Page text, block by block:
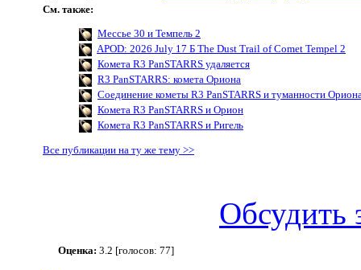
См. также:
Мессье 30 и Темпель 2
APOD: 2026 July 17 Б The Dust Trail of Comet Tempel 2
Комета R3 PanSTARRS удаляется
R3 PanSTARRS: комета Ориона
Соединение кометы R3 PanSTARRS и туманности
Комета R3 PanSTARRS и Орион
Комета R3 PanSTARRS и Ригель
Все публикации на ту же тему >>
Обсудить
Оценка: 3.2 [голосов: 77]